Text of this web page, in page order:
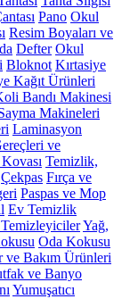
Pano Okul
Resim Boyaları ve
Defter Okul
Bloknot Kırtasiye
Kağıt Ürünleri
Bandı Makinesi
Makineleri
Laminasyon
ve
Temizlik,
Çekpas Fırça ve
Paspas ve Mop
Ev Temizlik
Yağ,
Oda Kokusu
ve Bakım Ürünleri
ve Banyo
Yumuşatıcı